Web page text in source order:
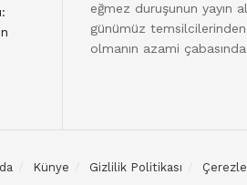
eğmez duruşunun yayın
günümüz
olmanın azami
Künye Gizlilik Politikası